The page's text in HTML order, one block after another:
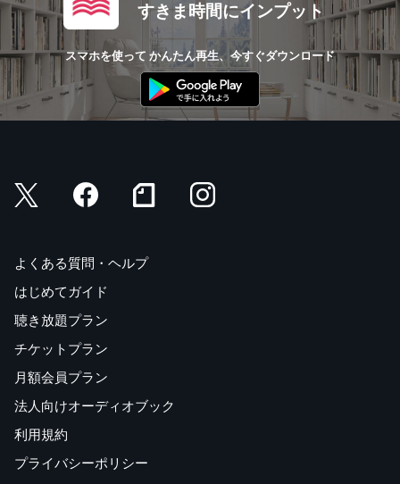
すきま時間にインプット
スマホを使って かんたん再生、今すぐダウンロード
よくある質問・ヘルプ
はじめてガイド
聴き放題プラン
チケットプラン
月額会員プラン
法人向けオーディオブック
利用規約
プライバシーポリシー